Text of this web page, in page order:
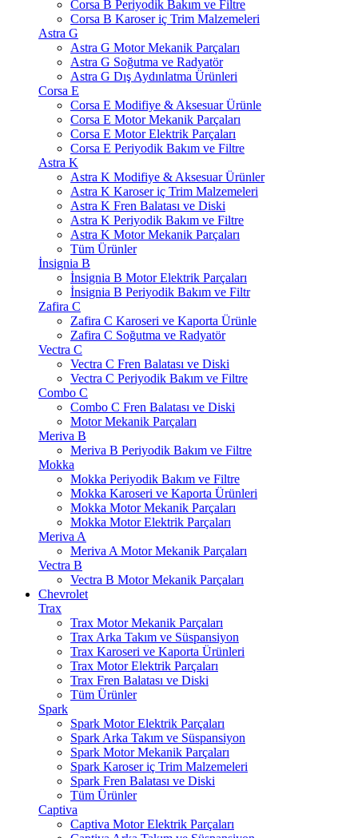
Corsa B Periyodik Bakım ve Filtre
Corsa B Karoser iç Trim Malzemeleri
Astra G
Astra G Motor Mekanik Parçaları
Astra G Soğutma ve Radyatör
Astra G Dış Aydınlatma Ürünleri
Corsa E
Corsa E Modifiye & Aksesuar Ürünle
Corsa E Motor Mekanik Parçaları
Corsa E Motor Elektrik Parçaları
Corsa E Periyodik Bakım ve Filtre
Astra K
Astra K Modifiye & Aksesuar Ürünler
Astra K Karoser iç Trim Malzemeleri
Astra K Fren Balatası ve Diski
Astra K Periyodik Bakım ve Filtre
Astra K Motor Mekanik Parçaları
Tüm Ürünler
İnsignia B
İnsignia B Motor Elektrik Parçaları
İnsignia B Periyodik Bakım ve Filtr
Zafira C
Zafira C Karoseri ve Kaporta Ürünle
Zafira C Soğutma ve Radyatör
Vectra C
Vectra C Fren Balatası ve Diski
Vectra C Periyodik Bakım ve Filtre
Combo C
Combo C Fren Balatası ve Diski
Motor Mekanik Parçaları
Meriva B
Meriva B Periyodik Bakım ve Filtre
Mokka
Mokka Periyodik Bakım ve Filtre
Mokka Karoseri ve Kaporta Ürünleri
Mokka Motor Mekanik Parçaları
Mokka Motor Elektrik Parçaları
Meriva A
Meriva A Motor Mekanik Parçaları
Vectra B
Vectra B Motor Mekanik Parçaları
Chevrolet
Trax
Trax Motor Mekanik Parçaları
Trax Arka Takım ve Süspansiyon
Trax Karoseri ve Kaporta Ürünleri
Trax Motor Elektrik Parçaları
Trax Fren Balatası ve Diski
Tüm Ürünler
Spark
Spark Motor Elektrik Parçaları
Spark Arka Takım ve Süspansiyon
Spark Motor Mekanik Parçaları
Spark Karoser iç Trim Malzemeleri
Spark Fren Balatası ve Diski
Tüm Ürünler
Captiva
Captiva Motor Elektrik Parçaları